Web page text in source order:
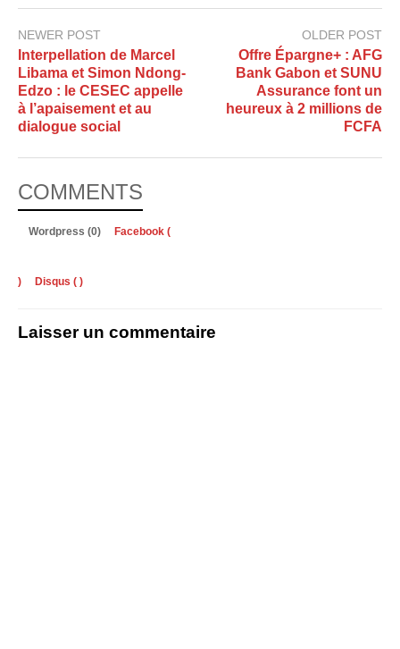
NEWER POST
Interpellation de Marcel
Libama et Simon Ndong-
Edzo : le CESEC appelle
à l’apaisement et au
dialogue social
OLDER POST
Offre Épargne+ : AFG
Bank Gabon et SUNU
Assurance font un
heureux à 2 millions de
FCFA
COMMENTS
Wordpress (0) Facebook (
) Disqus ( )
Laisser un commentaire